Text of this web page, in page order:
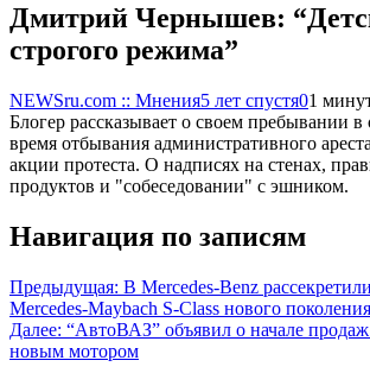
Дмитрий Чернышев:
строгого режима”
NEWSru.com :: Мнения5 лет спустя01
Блогер рассказывает о своем пребывании
время отбывания административного
акции протеста. О надписях на стенах,
продуктов и "собеседовании" с эшником.
Навигация по записям
Предыдущая: В Mercedes-Benz
Mercedes-Maybach S-Class нового поколения
Далее: “АвтоВАЗ” объявил о начале
новым мотором